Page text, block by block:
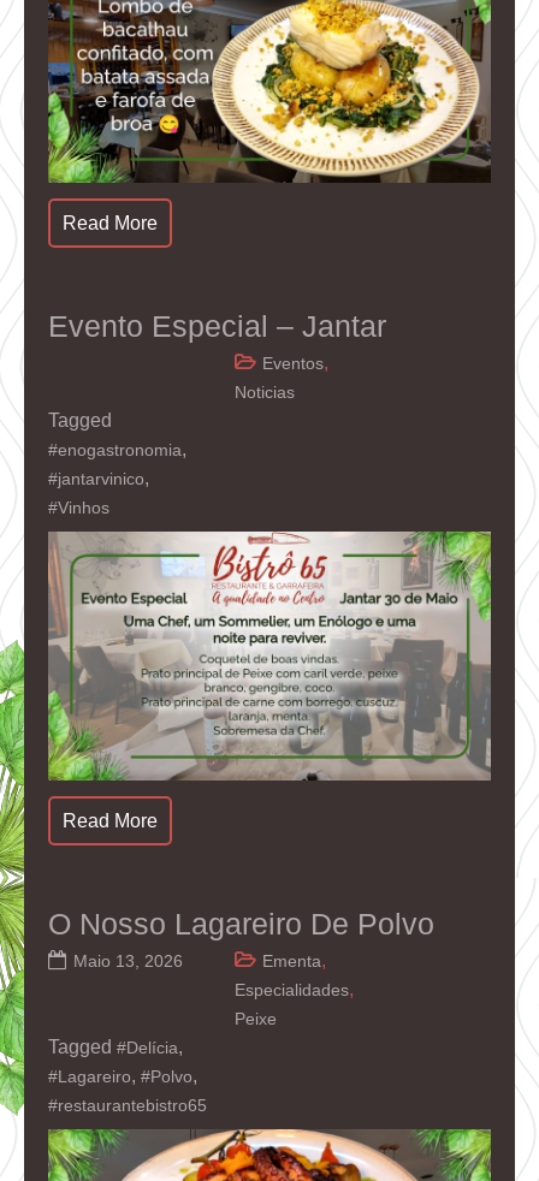
Read More
Evento Especial – Jantar
Eventos,
Noticias
Tagged
#enogastronomia,
#jantarvinico,
#Vinhos
Read More
O Nosso Lagareiro De Polvo
Maio 13, 2026 Ementa,
Especialidades,
Peixe
Tagged #Delícia,
#Lagareiro, #Polvo,
#restaurantebistro65